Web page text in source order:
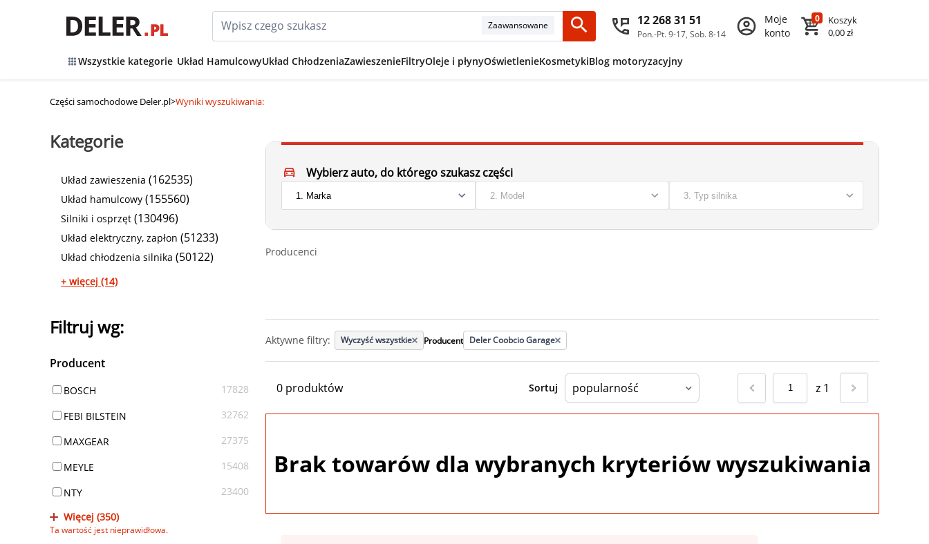
Zaawansowane 12 268 31 51
Pon.-Pt. 9-17, Sob. 8-14
Moje
konto
0
Koszyk
0,00 zł
Wszystkie kategorie Układ HamulcowyUkład ChłodzeniaZawieszenieFiltryOleje i płynyOświetlenieKosmetykiBlog motoryzacyjny
Części samochodowe Deler.pl>Wyniki wyszukiwania:
Kategorie
Układ zawieszenia (162535)
Układ hamulcowy (155560)
Silniki i osprzęt (130496)
Układ elektryczny, zapłon (51233)
Układ chłodzenia silnika (50122)
+ więcej (14)
Filtruj wg:
Producent
BOSCH 17828
FEBI BILSTEIN 32762
MAXGEAR 27375
MEYLE 15408
NTY
23400
Więcej (350)
Ta wartość jest nieprawidłowa.
Wybierz auto, do którego szukasz części
Producenci
Aktywne filtry: Wyczyść wszystkie Producent Deler Coobcio Garage
0 produktów Sortuj z 1
Brak towarów dla wybranych kryteriów wyszukiwania